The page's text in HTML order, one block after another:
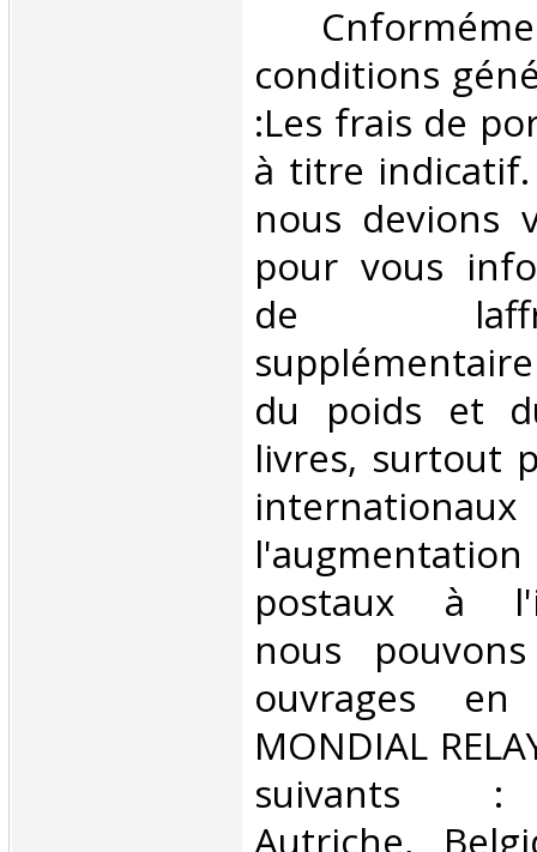
conditions
:Les frais de
à titre
nous devions
pour vous
de
du poids et
livres, surtout
internationaux
postaux à
nous
ouvrages
MONDIAL
suivants :
Autriche,